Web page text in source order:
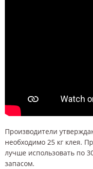
Производители
необходимо 25 кг клея.
лучше использовать по
запасом.